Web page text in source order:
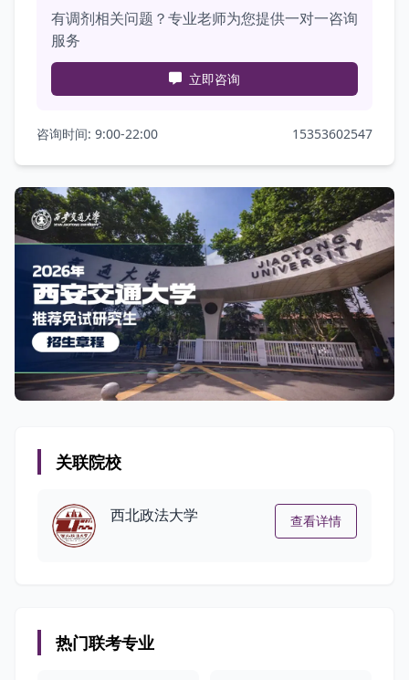
有调剂相关问题？专业老师为您提供一对一咨询
服务
立即咨询
咨询时间: 9:00-22:00 15353602547
关联院校
西北政法大学 查看详情
热门联考专业